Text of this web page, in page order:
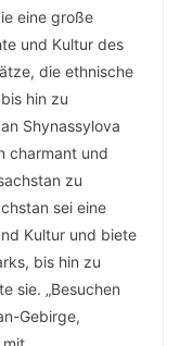
eine große
und Kultur des
die ethnische
hin zu
Shynassylova
charmant und
zu
sei eine
Kultur und biete
bis hin zu
sie. „Besuchen
Gebirge,